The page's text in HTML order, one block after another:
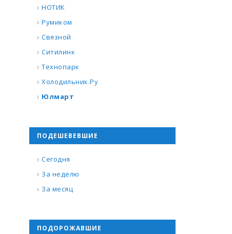
НОТИК
Румиком
Связной
Ситилинк
Технопарк
Холодильник.Ру
Юлмарт
ПОДЕШЕВЕВШИЕ
Сегодня
За неделю
За месяц
ПОДОРОЖАВШИЕ